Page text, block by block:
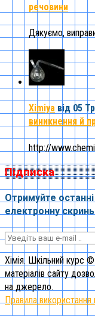
речовини
Дякуємо,
Ximiya від 05
виникнення й
http://
Підписка
Отримуйте
електронну
Хімія. Шкільний курс
матеріалів сайту
на джерело.
Правила використання